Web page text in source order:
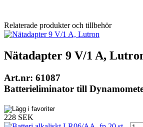
Relaterade produkter och tillbehör
Nätadapter 9 V/1 A,
Art.nr: 61087
Batterieliminator till
228 SEK